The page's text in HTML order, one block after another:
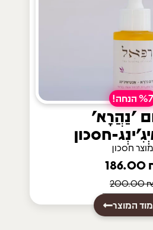
%7 הנחה!
'נַהֲרָא'
חסכון
מוצר חסכון
200.00
186.00
המוצר